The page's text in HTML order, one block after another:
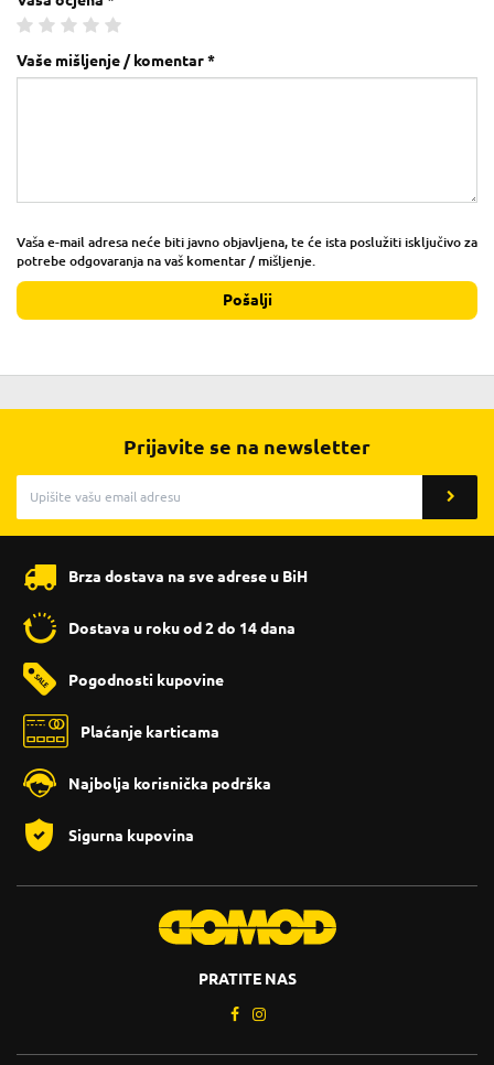
Vaše mišljenje / komentar *
Vaša e-mail adresa neće biti javno objavljena, te će ista poslužiti isključivo za
potrebe odgovaranja na vaš komentar / mišljenje.
Pošalji
Prijavite se na newsletter
Brza dostava na sve adrese u BiH
Dostava u roku od 2 do 14 dana
Pogodnosti kupovine
Plaćanje karticama
Najbolja korisnička podrška
Sigurna kupovina
PRATITE NAS